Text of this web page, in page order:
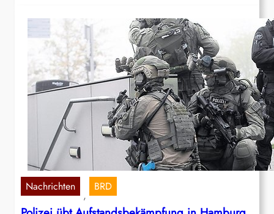
Nachrichten
,
BRD